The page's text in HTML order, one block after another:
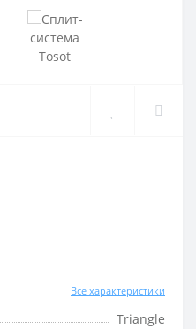
Все характеристики
Triangle